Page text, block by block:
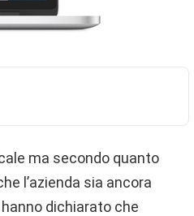
ma secondo quanto
l’azienda sia ancora
dichiarato che